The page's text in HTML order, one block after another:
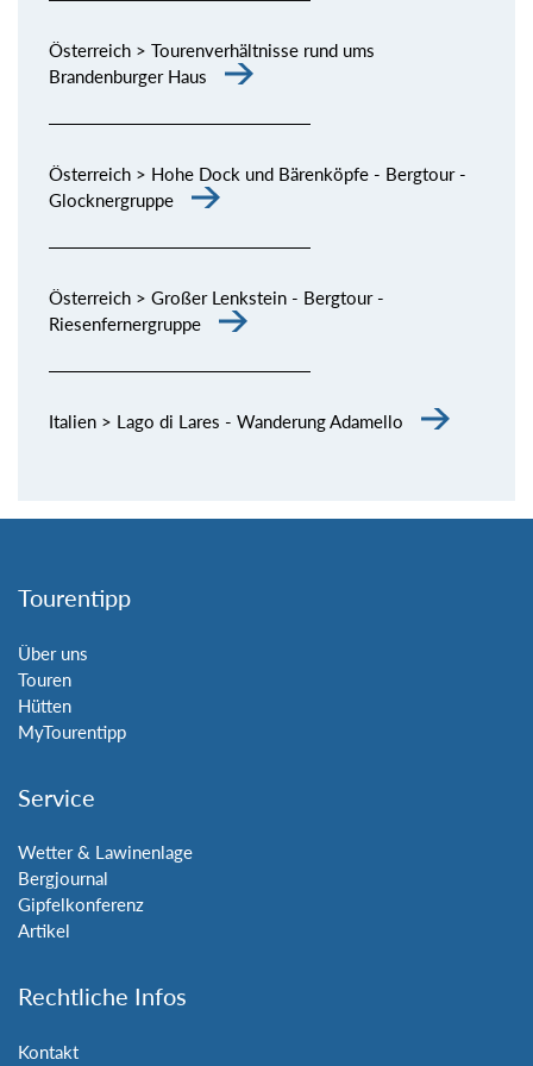
Österreich > Tourenverhältnisse rund ums
Brandenburger Haus
Österreich > Hohe Dock und Bärenköpfe - Bergtour -
Glocknergruppe
Österreich > Großer Lenkstein - Bergtour -
Riesenfernergruppe
Italien > Lago di Lares - Wanderung Adamello
Tourentipp
Über uns
Touren
Hütten
MyTourentipp
Service
Wetter & Lawinenlage
Bergjournal
Gipfelkonferenz
Artikel
Rechtliche Infos
Kontakt